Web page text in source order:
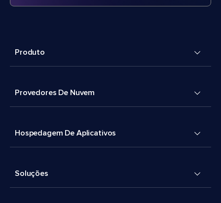
Produto
Provedores De Nuvem
Hospedagem De Aplicativos
Soluções